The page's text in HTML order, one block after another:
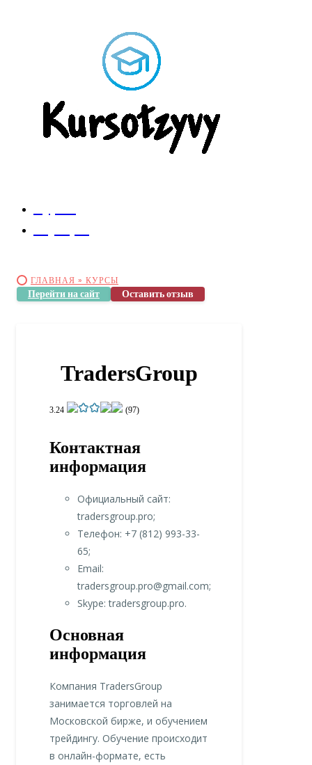
ГЛАВНАЯ » КУРСЫ
Перейти на сайт Оставить отзыв
TradersGroup
3.24 (97)
Контактная
информация
Официальный сайт:
tradersgroup.pro;
Телефон: +7 (812) 993-33-
65;
Email:
tradersgroup.pro@gmail.com;
Skype: tradersgroup.pro.
Основная
информация
Компания TradersGroup
занимается торговлей на
Московской бирже, и обучением
трейдингу. Обучение происходит
в онлайн-формате, есть